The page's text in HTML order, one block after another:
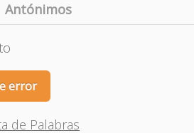
Antónimos
error
de Palabras